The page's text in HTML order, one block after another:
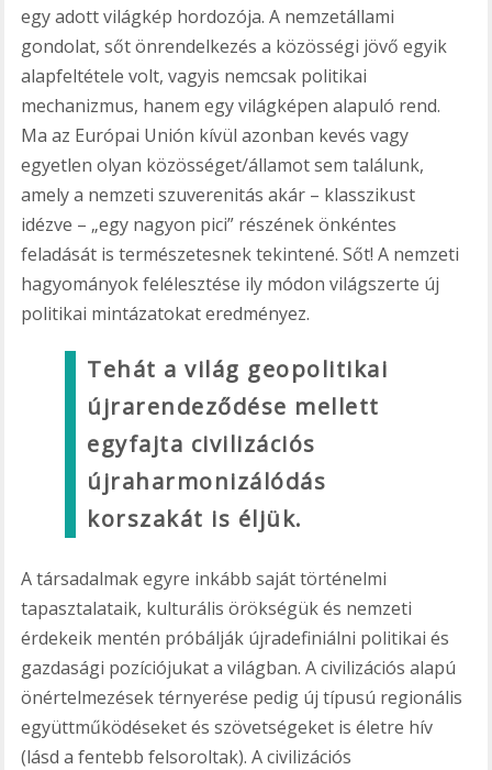
egy adott világkép hordozója. A nemzetállami
gondolat, sőt önrendelkezés a közösségi jövő egyik
alapfeltétele volt, vagyis nemcsak politikai
mechanizmus, hanem egy világképen alapuló rend.
Ma az Európai Unión kívül azonban kevés vagy
egyetlen olyan közösséget/államot sem találunk,
amely a nemzeti szuverenitás akár – klasszikust
idézve – „egy nagyon pici” részének önkéntes
feladását is természetesnek tekintené. Sőt! A nemzeti
hagyományok felélesztése ily módon világszerte új
politikai mintázatokat eredményez.
Tehát a világ geopolitikai
újrarendeződése mellett
egyfajta civilizációs
újraharmonizálódás
korszakát is éljük.
A társadalmak egyre inkább saját történelmi
tapasztalataik, kulturális örökségük és nemzeti
érdekeik mentén próbálják újradefiniálni politikai és
gazdasági pozíciójukat a világban. A civilizációs alapú
önértelmezések térnyerése pedig új típusú regionális
együttműködéseket és szövetségeket is életre hív
(lásd a fentebb felsoroltak). A civilizációs